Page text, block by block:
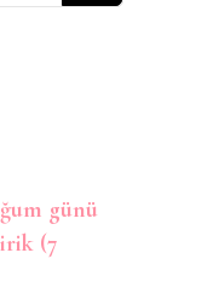
günü
(7